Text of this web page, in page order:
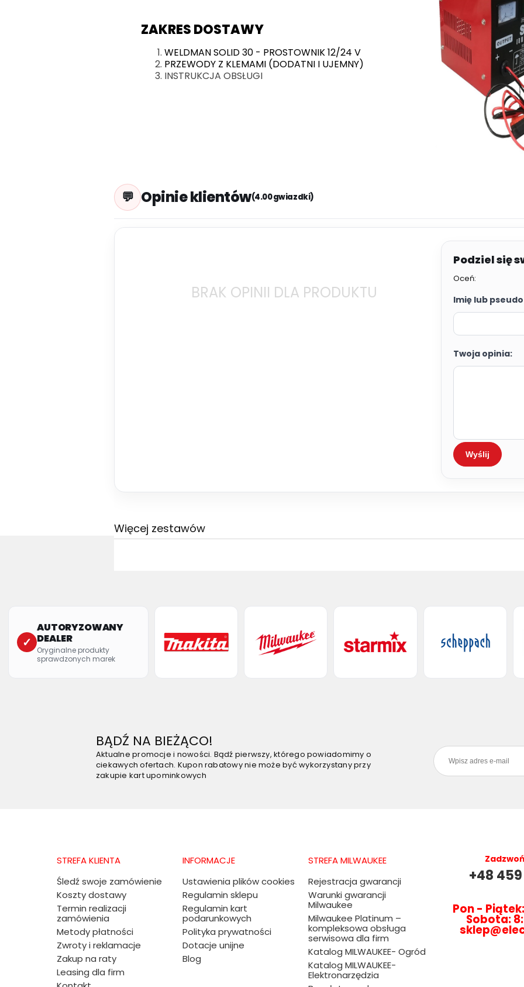
ZAKRES DOSTAWY
WELDMAN SOLID 30 - PROSTOWNIK 12/24 V
PRZEWODY Z KLEMAMI (DODATNI I UJEMNY)
INSTRUKCJA OBSŁUGI
Opinie klientów(4.00 gwiazdki)
BRAK OPINII DLA PRODUKTU
Oceń:
Imię lub
Twoja opinia:
Wyślij
Więcej zestawów
✓
AUTORYZOWANY
DEALER
Oryginalne produkty
sprawdzonych marek
BĄDŹ NA BIEŻĄCO!
Aktualne promocje i nowości. Bądź pierwszy, którego powiadomimy o
ciekawych ofertach. Kupon rabatowy nie może być wykorzystany przy
zakupie kart upominkowych
STREFA KLIENTA
Śledź swoje zamówienie
Koszty dostawy
Termin realizacji
zamówienia
Metody płatności
Zwroty i reklamacje
Zakup na raty
Leasing dla firm
INFORMACJE
Ustawienia plików cookies
Regulamin sklepu
Regulamin kart
podarunkowych
Polityka prywatności
Dotacje unijne
Blog
STREFA MILWAUKEE
Rejestracja gwarancji
Warunki gwarancji
Milwaukee
Milwaukee Platinum –
kompleksowa obsługa
serwisowa dla firm
Katalog MILWAUKEE- Ogród
Katalog MILWAUKEE-
Elektronarzędzia
+48
Pon -
Sobota: